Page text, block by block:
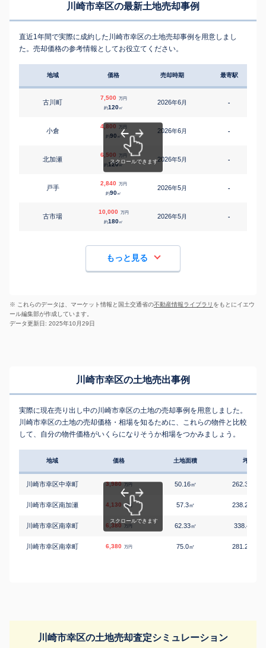
川崎市幸区の最新土地売却事例
直近1年間で実際に成約した川崎市幸区の土地売却事例を用意しまし
た。売却価格の参考情報としてお役立てください。
地域 価格 売却時期 最寄駅
古川町
7,500 万円
約120㎡
2026年6月 -
小倉
4,800 万円
約90 ㎡
2026年6月 -
北加瀬
6,500 万円
約120㎡
2026年5月 -
戸手
2,840 万円
約90㎡
2026年5月 -
古市場
10,000 万円
約180㎡
2026年5月 -
もっと見る
※ これらのデータは、マーケット情報と国土交通省の不動産情報ライブラリ をもとにイエウ
ール編集部が作成しています。
データ更新日: 2025年10月29日
川崎市幸区の土地売出事例
実際に現在売り出し中の川崎市幸区の土地の売却事例を用意しました。
川崎市幸区の土地の売却価格・相場を知るために、これらの物件と比較
して、自分の物件価格がいくらになりそうか相場をつかみましょう。
地域 価格 土地面積 坪単価
川崎市幸区中幸町 3,980 万円 50.16㎡ 262.32
川崎市幸区南加瀬 4,130 万円 57.3㎡ 238.29
川崎市幸区南幸町 6,380 万円 62.33㎡ 338.4
川崎市幸区南幸町 6,380 万円 75.0㎡ 281.23
川崎市幸区の土地売却査定シミュレーション